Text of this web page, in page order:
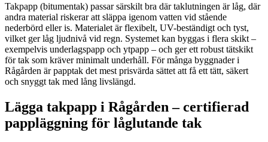
Takpapp (bitumentak) passar särskilt bra där taklutningen är låg, där
andra material riskerar att släppa igenom vatten vid stående
nederbörd eller is. Materialet är flexibelt, UV-beständigt och tyst,
vilket ger låg ljudnivå vid regn. Systemet kan byggas i flera skikt –
exempelvis underlagspapp och ytpapp – och ger ett robust tätskikt
för tak som kräver minimalt underhåll. För många byggnader i
Rågården är papptak det mest prisvärda sättet att få ett tätt, säkert
och snyggt tak med lång livslängd.
Lägga takpapp i Rågården – certifierad
pappläggning för låglutande tak